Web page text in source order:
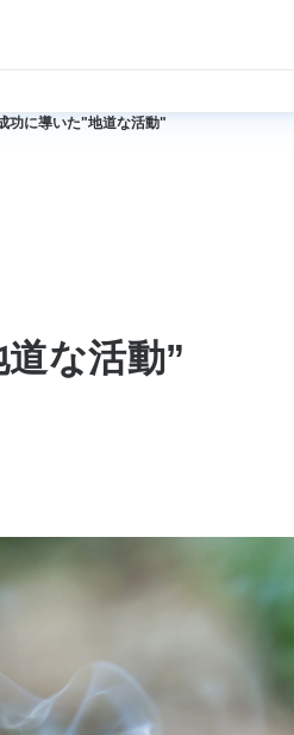
功に導いた"地道な活動"
な活動”